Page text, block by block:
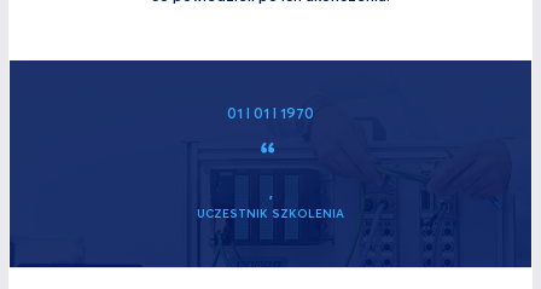
01 I 01 I 1970
,
UCZESTNIK SZKOLENIA